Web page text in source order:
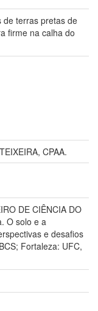
de terras pretas de
firme na calha do
CPAA.
DE CIÊNCIA DO
O solo e a
e desafios
Fortaleza: UFC,